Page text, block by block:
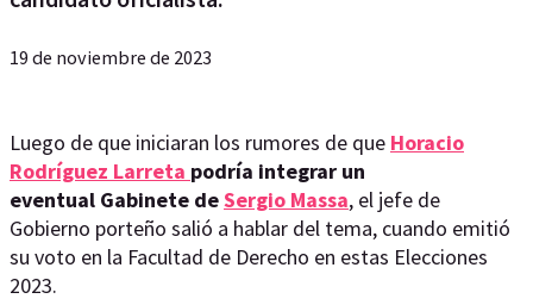
19 de noviembre de 2023
Luego de que iniciaran los rumores de que Horacio
Rodríguez Larreta podría integrar un
eventual Gabinete deSergio Massa, el jefe de
Gobierno porteño salió a hablar del tema, cuando emitió
su voto en la Facultad de Derecho en estas Elecciones
2023.